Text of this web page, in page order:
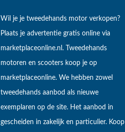
Wil je je tweedehands motor verkopen?
Plaats je advertentie gratis online via
marketplaceonline.nl. Tweedehands
motoren en scooters koop je op
marketplaceonline. We hebben zowel
tweedehands aanbod als nieuwe
exemplaren op de site. Het aanbod in
gescheiden in zakelijk en particulier. Koop